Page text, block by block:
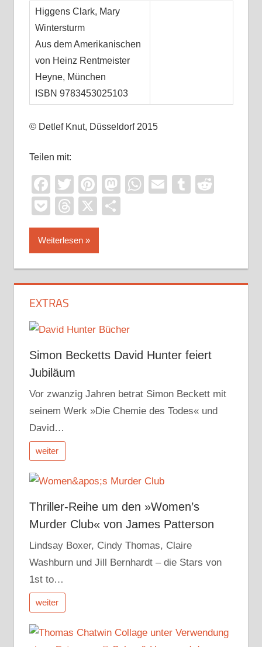
Higgens Clark, Mary
Wintersturm
Aus dem Amerikanischen
von Heinz Rentmeister
Heyne, München
ISBN 9783453025103
© Detlef Knut, Düsseldorf 2015
Teilen mit:
Facebook
TwitterPinterest
Mastodon
WhatsApp
EmailTumblr
PocketThreads
X
Weiterlesen
EXTRAS
Simon Becketts David Hunter feiert
Jubiläum
Vor zwanzig Jahren betrat Simon Beckett mit
seinem Werk »Die Chemie des Todes« und
David…
weiter
Thriller-Reihe um den »Women’s
Murder Club« von James Patterson
Lindsay Boxer, Cindy Thomas, Claire
Washburn und Jill Bernhardt – die Stars von
1st to…
weiter